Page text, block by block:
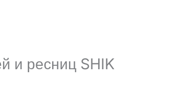
и ресниц SHIK